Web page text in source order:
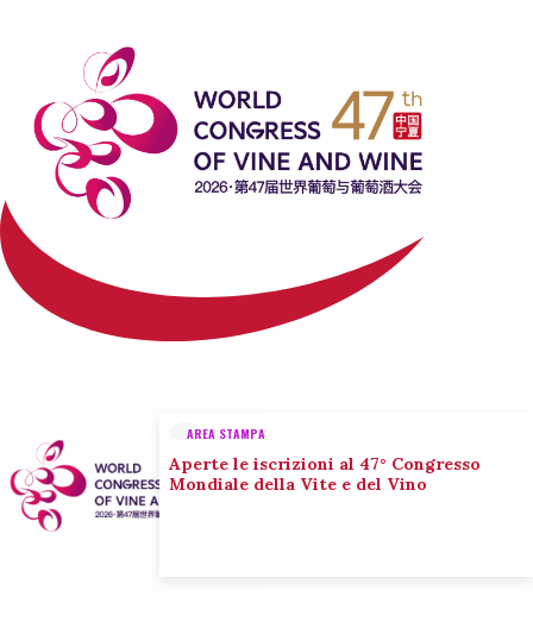
AREA STAMPA
Aperte le iscrizioni al 47° Congresso
Mondiale della Vite e del Vino